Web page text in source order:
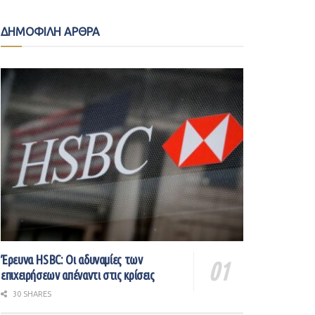
ΔΗΜΟΦΙΛΗ ΑΡΘΡΑ
Έρευνα HSBC: Οι αδυναμίες των
επιχειρήσεων απέναντι στις κρίσεις
30 SHARES